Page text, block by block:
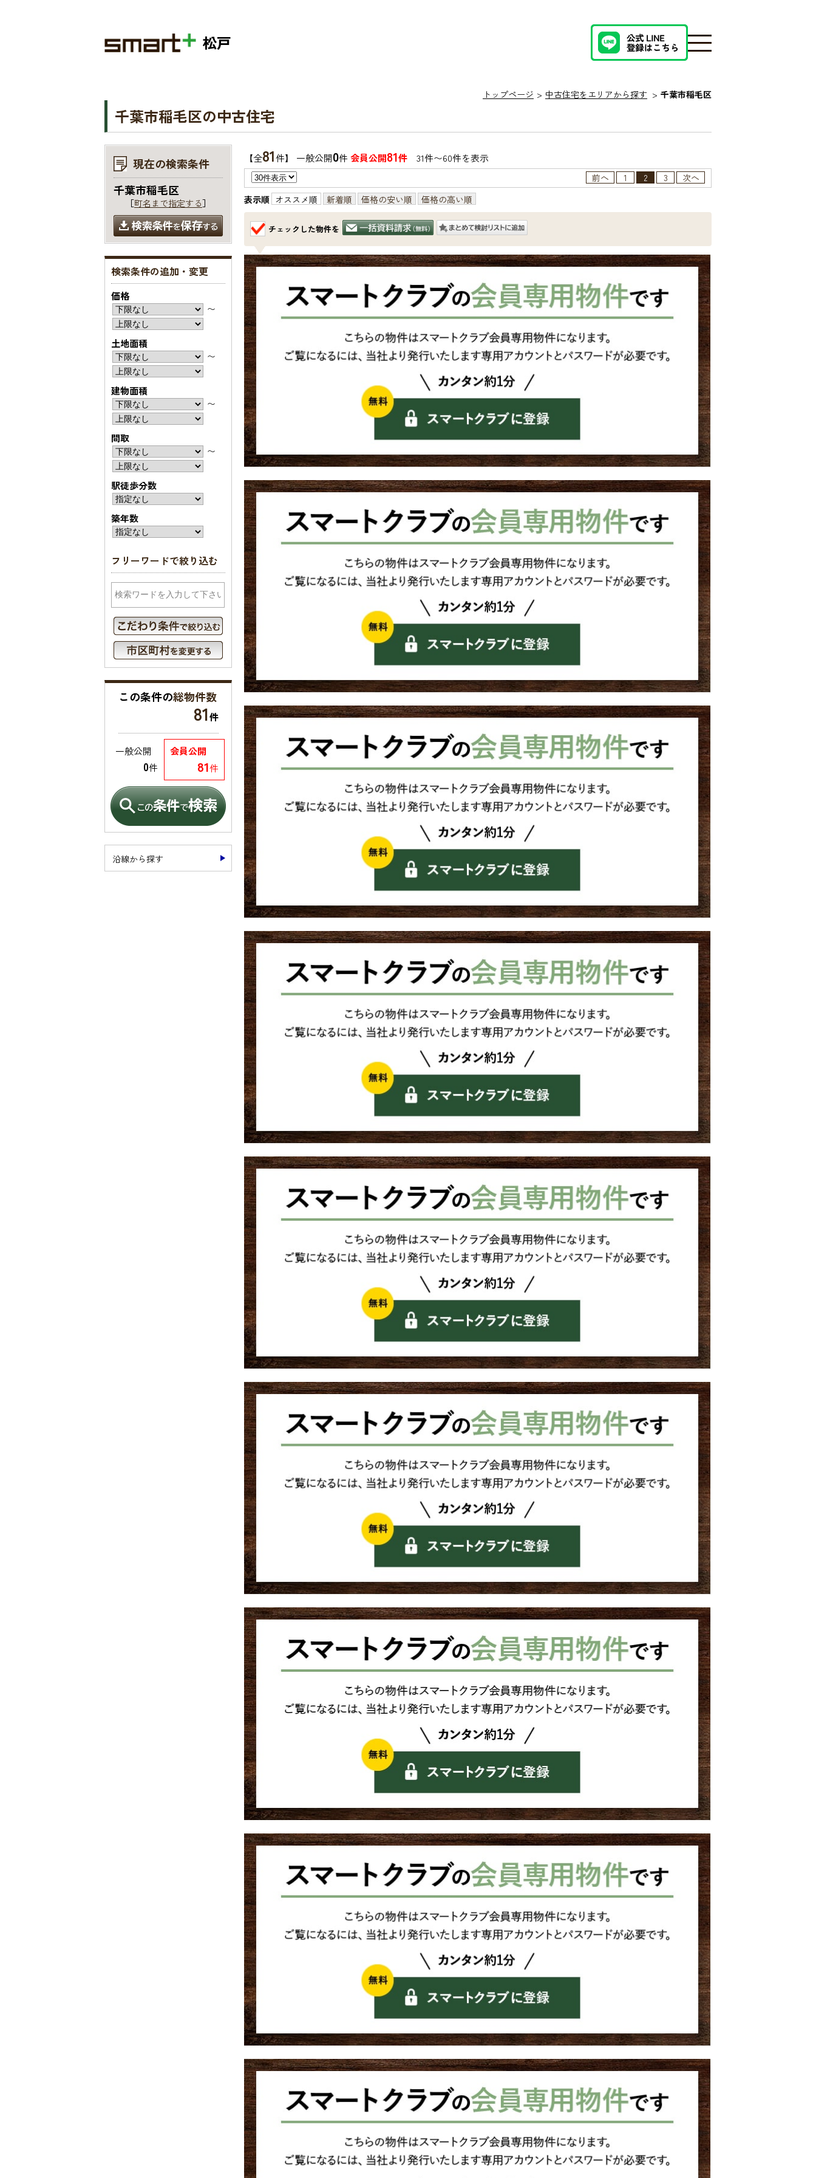
松戸
トップページ 中古住宅をエリアから探す 千葉市稲毛区
千葉市稲毛区の中古住宅
【全81件】 一般公開0件会員公開81件 31件〜60件を表示
前へ 1 2 3
次へ
表示順 オススメ順 新着順 価格の安い順 価格の高い順
チェックした物件を
現在の検索条件
千葉市稲毛区
［町名まで指定する］
検索条件の追加・変更
価格
〜
土地面積
〜
建物面積
〜
間取
〜
駅徒歩分数
築年数
フリーワードで絞り込む
この条件の総物件数
81件
会員公開
81件
一般公開
0件
沿線から探す